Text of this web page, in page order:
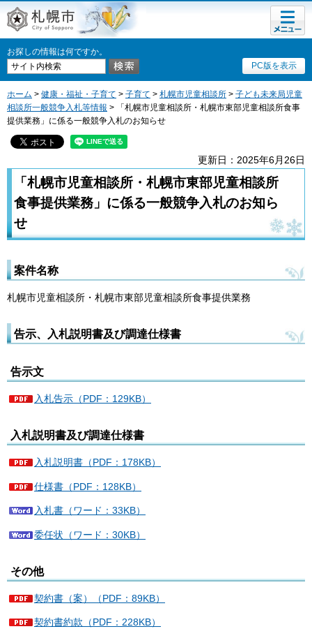
札幌市
お探しの情報は何ですか。
PC版を表示
メニュ
ー
ホーム > 健康・福祉・子育て > 子育て > 札幌市児童相談所 > 子ども未来局児童
相談所一般競争入札等情報 > 「札幌市児童相談所・札幌市東部児童相談所食事
提供業務」に係る一般競争入札のお知らせ
更新日：2025年6月26日
「札幌市児童相談所・札幌市東部児童相談所
食事提供業務」に係る一般競争入札のお知ら
せ
案件名称
札幌市児童相談所・札幌市東部児童相談所食事提供業務
告示、入札説明書及び調達仕様書
告示文
入札告示（PDF：129KB）
入札説明書及び調達仕様書
入札説明書（PDF：178KB）
仕様書（PDF：128KB）
入札書（ワード：33KB）
委任状（ワード：30KB）
その他
契約書（案）（PDF：89KB）
契約書約款（PDF：228KB）